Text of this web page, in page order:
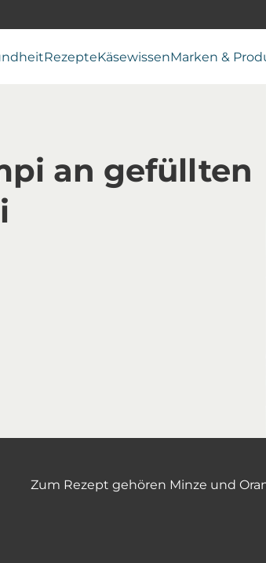
RezepteKäsewissenMarken &
an gefüllten
Zum Rezept gehören Minze und